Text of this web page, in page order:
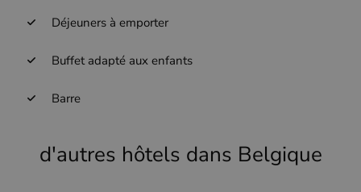
Déjeuners à emporter
Buffet adapté aux enfants
Barre
d'autres hôtels dans Belgique